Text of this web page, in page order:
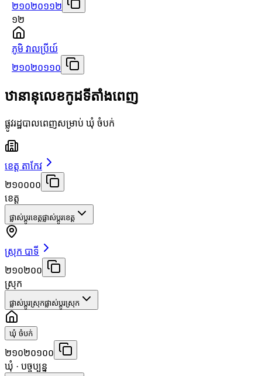
២១០២០១១២
១២
ភូមិ វាលប្រីយ៍
២១០២០១១០
ឋានានុលេខកូដទីតាំងពេញ
ផ្លូវរដ្ឋបាលពេញសម្រាប់ ឃុំ ចំបក់
ខេត្ត តាកែវ
២១០០០០
ខេត្ត
ផ្លាស់ប្តូរខេត្តផ្លាស់ប្តូរខេត្ត
ស្រុក បាទី
២១០២០០
ស្រុក
ផ្លាស់ប្តូរស្រុកផ្លាស់ប្តូរស្រុក
ឃុំ ចំបក់
២១០២០១០០
ឃុំ · បច្ចុប្បន្ន